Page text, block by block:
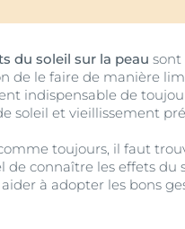
du soleil sur la peau sont
de le faire de manière
indispensable de
soleil et vieillissement
toujours, il faut
de connaître les effets du
à adopter les bons